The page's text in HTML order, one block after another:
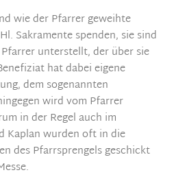
wie der Pfarrer geweihte
Sakramente spenden, sie sind
unterstellt, der über sie
hat dabei eigene
dem sogenannten
wird vom Pfarrer
in der Regel auch im
Kaplan wurden oft in die
des Pfarrsprengels geschickt